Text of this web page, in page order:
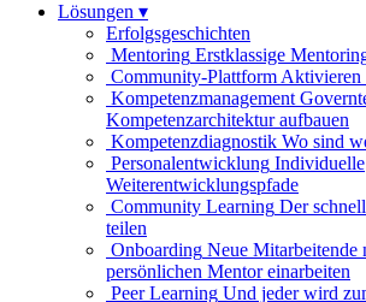
Lösungen ▾
Erfolgsgeschichten
Mentoring Erstklassige
Community-Plattform Aktivieren
Kompetenzmanagement
Kompetenzarchitektur aufbauen
Kompetenzdiagnostik Wo sind
Personalentwicklung Individuelle
Weiterentwicklungspfade
Community Learning Der
teilen
Onboarding Neue Mitarbeitende
persönlichen Mentor einarbeiten
Peer Learning Und jeder wird